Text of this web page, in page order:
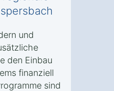
und
den Einbau
finanziell
sind